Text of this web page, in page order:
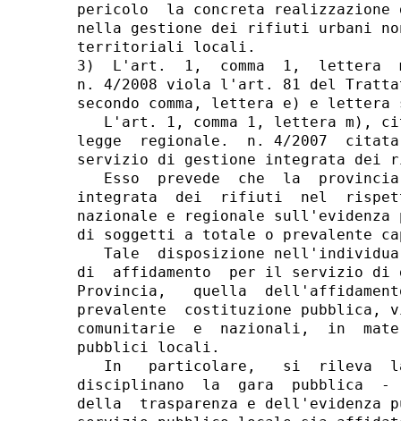
pericolo  la concreta
nella gestione dei rifiuti urbani
territoriali locali.
3)  L'art.  1,  comma  1,  lettera
n. 4/2008 viola l'art. 81 del
secondo comma, lettera e) e
L'art. 1, comma 1, lettera m),
legge  regionale.  n. 4/2007
servizio di gestione integrata
Esso  prevede  che  la
integrata  dei  rifiuti  nel
nazionale e regionale sull'evidenza
di soggetti a totale o prevalente
Tale  disposizione
di  affidamento  per il servizio di
Provincia,   quella
prevalente  costituzione
comunitarie  e  nazionali,  in
pubblici locali.
In   particolare,   si  rileva
disciplinano  la  gara  pubblica  -
della  trasparenza e dell'evidenza